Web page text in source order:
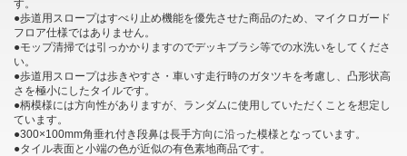
す。
●歩道用スロープはすべり止め機能を優先させた商品のため、マイクロガード
フロア仕様ではありません。
●モップ清掃では引っかかりますのでデッキブラシ等での水洗いをしてくださ
い。
●歩道用スロープは歩きやすさ・車いす走行時のガタツキを考慮し、凸形状高
さを極小にしたタイルです。
●柄模様には方向性がありますが、ランダムに使用していただくことを想定し
ています。
●300×100mm角垂れ付き段鼻は長手方向に沿った模様となっています。
●タイル表面と小端の色が近似の有色素地商品です。